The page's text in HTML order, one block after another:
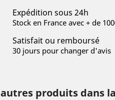
Expédition sous 24h
Stock en France avec + de
Satisfait ou remboursé
30 jours pour changer d'avis
produits dans